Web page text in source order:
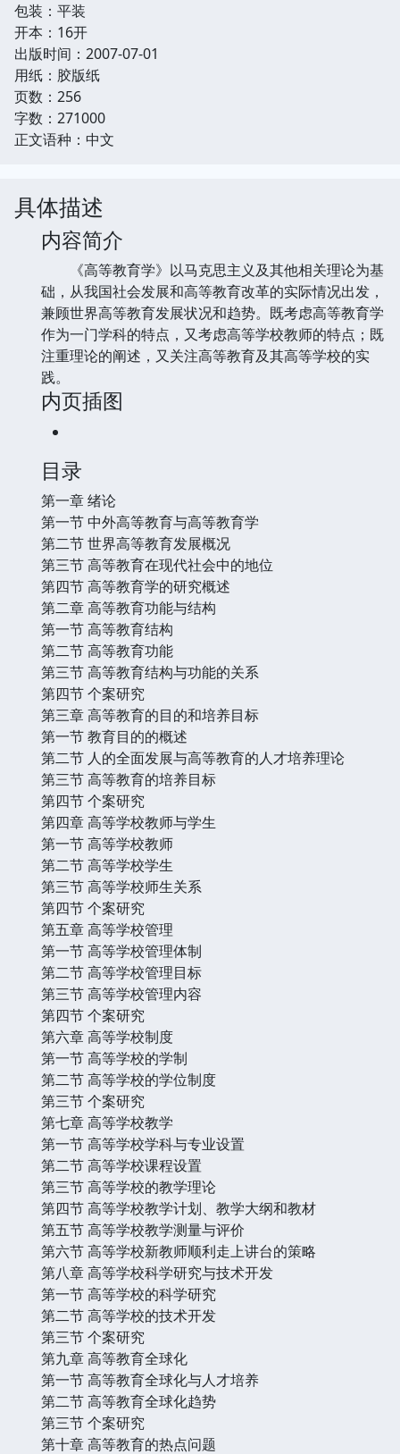
包装：平装
开本：16开
出版时间：2007-07-01
用纸：胶版纸
页数：256
字数：271000
正文语种：中文
具体描述
内容简介
《高等教育学》以马克思主义及其他相关理论为基
础，从我国社会发展和高等教育改革的实际情况出发，
兼顾世界高等教育发展状况和趋势。既考虑高等教育学
作为一门学科的特点，又考虑高等学校教师的特点；既
注重理论的阐述，又关注高等教育及其高等学校的实
践。
内页插图
目录
第一章 绪论
第一节 中外高等教育与高等教育学
第二节 世界高等教育发展概况
第三节 高等教育在现代社会中的地位
第四节 高等教育学的研究概述
第二章 高等教育功能与结构
第一节 高等教育结构
第二节 高等教育功能
第三节 高等教育结构与功能的关系
第四节 个案研究
第三章 高等教育的目的和培养目标
第一节 教育目的的概述
第二节 人的全面发展与高等教育的人才培养理论
第三节 高等教育的培养目标
第四节 个案研究
第四章 高等学校教师与学生
第一节 高等学校教师
第二节 高等学校学生
第三节 高等学校师生关系
第四节 个案研究
第五章 高等学校管理
第一节 高等学校管理体制
第二节 高等学校管理目标
第三节 高等学校管理内容
第四节 个案研究
第六章 高等学校制度
第一节 高等学校的学制
第二节 高等学校的学位制度
第三节 个案研究
第七章 高等学校教学
第一节 高等学校学科与专业设置
第二节 高等学校课程设置
第三节 高等学校的教学理论
第四节 高等学校教学计划、教学大纲和教材
第五节 高等学校教学测量与评价
第六节 高等学校新教师顺利走上讲台的策略
第八章 高等学校科学研究与技术开发
第一节 高等学校的科学研究
第二节 高等学校的技术开发
第三节 个案研究
第九章 高等教育全球化
第一节 高等教育全球化与人才培养
第二节 高等教育全球化趋势
第三节 个案研究
第十章 高等教育的热点问题